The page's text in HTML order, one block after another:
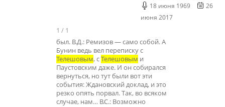
18 июня 1969
26
июня 2017
1 / 1
был. В.Д.: Ремизов — само собой. А
Бунин ведь вел переписку с
Телешовым, сТелешовым и
Паустовским даже. И он собирался
вернуться, но тут были вот эти
события: Ждановский доклад, и это
резко опять порвал. Так, во всяком
случае, нам… В.С.: Возможно